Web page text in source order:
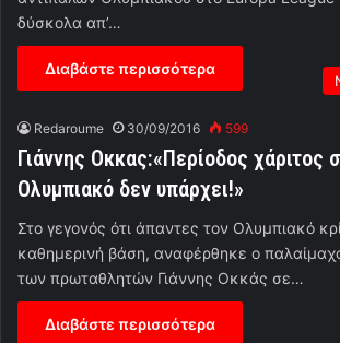
δύσκολα απ’…
Διαβάστε περισσότερα
Redaroume 30/09/2016 599
Γιάννης Οκκας:«Περίοδος χάριτος
Ολυμπιακό δεν υπάρχει!»
Στο γεγονός ότι άπαντες τον Ολυμπιακό
καθημερινή βάση, αναφέρθηκε ο
των πρωταθλητών Γιάννης Οκκάς σε…
Διαβάστε περισσότερα